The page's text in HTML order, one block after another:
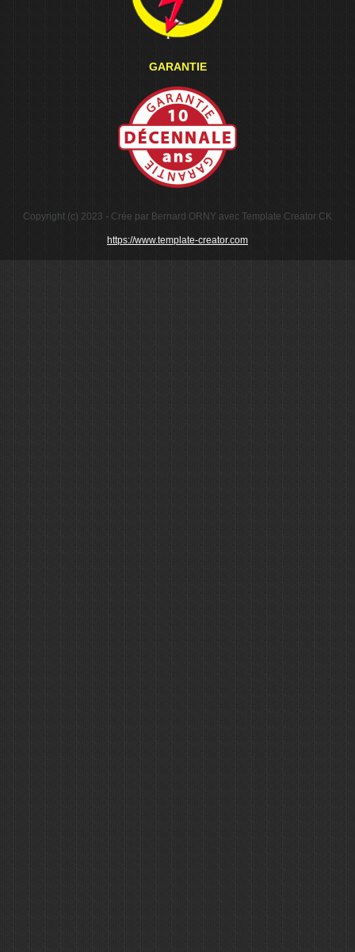
GARANTIE
Copyright (c) 2023 - Crée par Bernard ORNY avec Template Creator CK
https://www.template-creator.com